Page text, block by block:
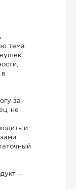
тема
в
за
не
и
—